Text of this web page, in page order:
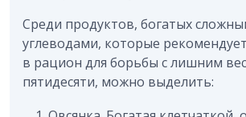
Среди продуктов, богатых
углеводами, которые
в рацион для борьбы с лишним
пятидесяти, можно выделить: